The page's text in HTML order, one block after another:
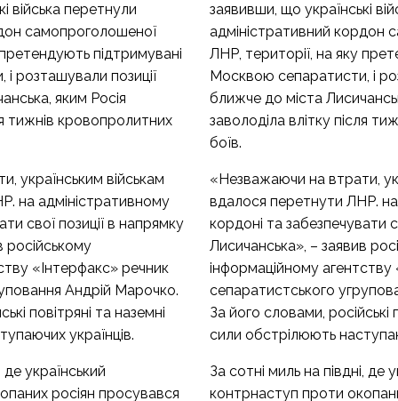
війська перетнули
самопроголошеної
підтримувані
розташували позиції
яким Росія
тижнів кровопролитних
українським військам
на адміністративному
свої позиції в напрямку
російському
«Інтерфакс» речник
Андрій Марочко.
повітряні та наземні
українців.
де український
росіян просувався
заявивши, що українські
адміністративний кордон
ЛНР, території, на яку
Москвою сепаратисти, і
ближче до міста
заволоділа влітку після
боїв.
«Незважаючи на втрати,
вдалося перетнути ЛНР.
кордоні та забезпечувати
Лисичанська», – заявив
інформаційному
сепаратистського
За його словами, російські
сили обстрілюють
За сотні миль на півдні, де
контрнаступ проти